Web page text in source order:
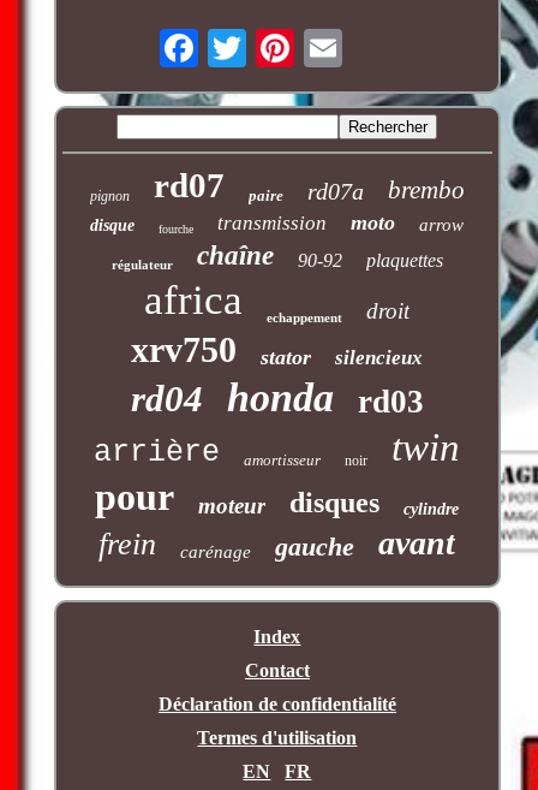
pignon rd07 paire rd07a brembo
disque fourche transmission moto arrow
régulateur chaîne 90-92 plaquettes
africa echappement droit
xrv750 stator silencieux
rd04 honda rd03
arrière amortisseur noir
twin
pour
moteur disques cylindre
frein carénage gauche avant
Index
Contact
Déclaration de confidentialité
Termes d'utilisation
EN
FR